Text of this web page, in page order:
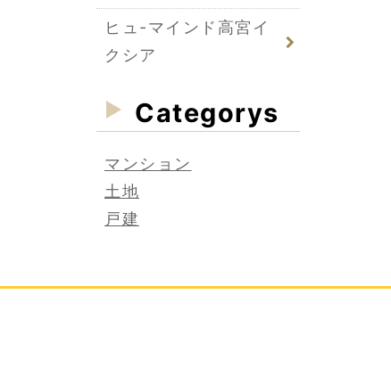
ヒュ-マインド高宮イ
クシア
Categorys
マンション
土地
戸建